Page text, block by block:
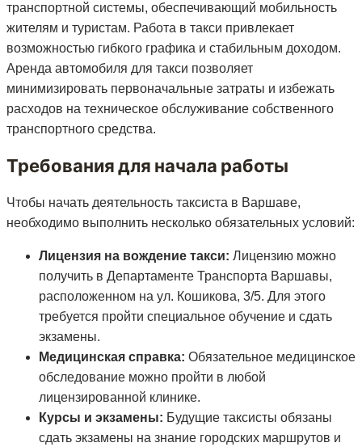
транспортной системы, обеспечивающий мобильность
жителям и туристам. Работа в такси привлекает
возможностью гибкого графика и стабильным доходом.
Аренда автомобиля для такси позволяет
минимизировать первоначальные затраты и избежать
расходов на техническое обслуживание собственного
транспортного средства.
Требования для начала работы
Чтобы начать деятельность таксиста в Варшаве,
необходимо выполнить несколько обязательных условий:
Лицензия на вождение такси: Лицензию можно
получить в Департаменте Транспорта Варшавы,
расположенном на ул. Кошикова, 3/5. Для этого
требуется пройти специальное обучение и сдать
экзамены.
Медицинская справка: Обязательное медицинское
обследование можно пройти в любой
лицензированной клинике.
Курсы и экзамены: Будущие таксисты обязаны
сдать экзамены на знание городских маршрутов и